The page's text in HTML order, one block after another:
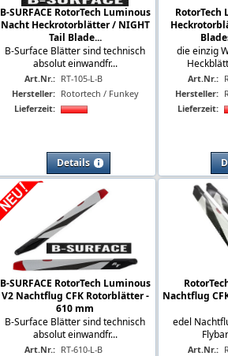
B-SURFACE RotorTech Luminous
Nacht Heckrotorblätter / NIGHT
Tail Blade...
B-Surface Blätter sind technisch
absolut einwandfr...
Art.Nr.: RT-105-L-B
Hersteller: Rotortech / Funkey
Lieferzeit:
Details
RotorTech
die einzig
Art.Nr.:
Hersteller:
Lieferzeit:
B-SURFACE RotorTech Luminous
V2 Nachtflug CFK Rotorblätter -
610 mm
B-Surface Blätter sind technisch
absolut einwandfr...
Art.Nr.: RT-610-L-B
Nachtflug
edel
Art.Nr.: